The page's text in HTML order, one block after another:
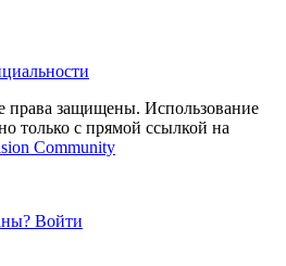
права защищены. Использование
только с прямой ссылкой на
Community
Войти